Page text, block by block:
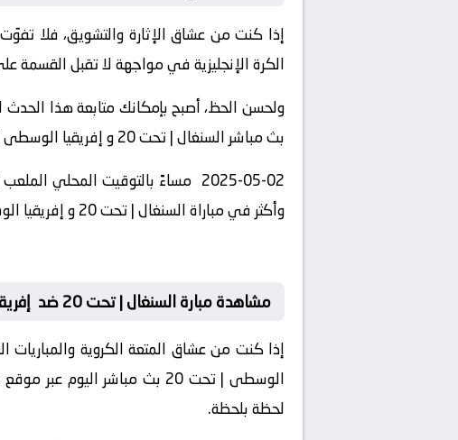
الكرة الإنجليزية في مواجهة لا تقبل القسمة
ولحسن الحظ، أصبح بإمكانك متابعة هذا الحدث
بث مباشر السنغال | تحت 20 و إفريقيا الوسطى | تحت 20 بجودة عالية وبدون تقطيع، لتعيش أجواء الملعب وكأنك في المدرجات.
وأكثر في مباراة السنغال | تحت 20 و إفريقيا الوسطى | تحت 20 بث مباشر اليوم لا تفوّت اللحظة .
مشاهدة مبارة السنغال | تحت 20 ضد إفريقيا الوسطى | تحت 20
الوسطى | تحت 20 بث مباشر
لحظة بلحظة.